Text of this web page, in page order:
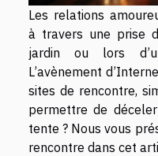
Les relations
à travers une prise
jardin ou lors
L’avènement
sites de rencontre,
permettre de
tente ? Nous vous
rencontre dans cet